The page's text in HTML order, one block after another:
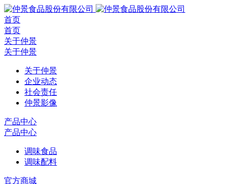
首页
首页
关于仲景
关于仲景
关于仲景
企业动态
社会责任
仲景影像
产品中心
产品中心
调味食品
调味配料
官方商城